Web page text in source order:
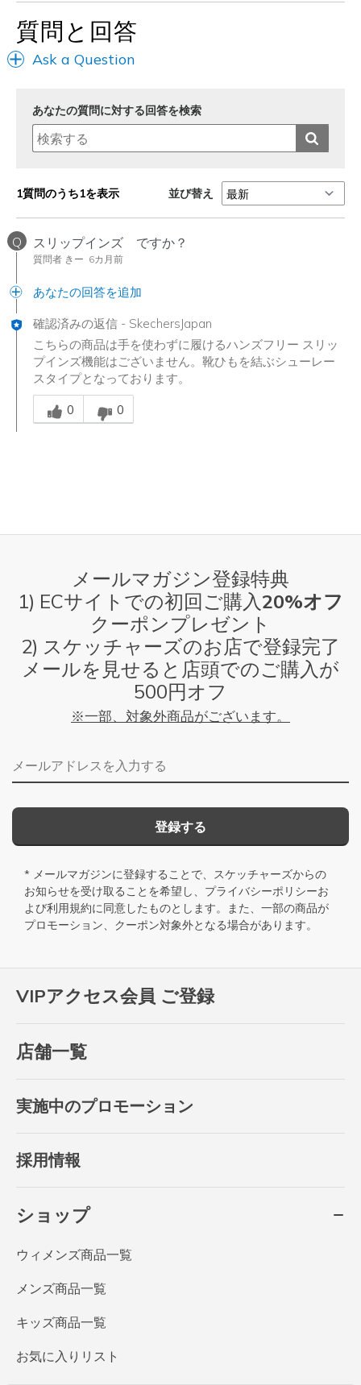
View On Shoes
Shoes are for Wearing
質問と回答
Ask a Question
あなたの質問に対する回答を検索
1質問のうち1を表示 並び替え
Q スリップインズ ですか？
質問者 きー 6カ月前
あなたの回答を追加
確認済みの返信 - SkechersJapan
こちらの商品は手を使わずに履けるハンズフリー スリッ
プインズ機能はございません。靴ひもを結ぶシューレー
スタイプとなっております。
Was this answer helpful to you
0
0
VIPアクセス会員 ご登録
店舗一覧
実施中のプロモーション
採用情報
ショップ
ウィメンズ商品一覧
メンズ商品一覧
キッズ商品一覧
お気に入りリスト
メールマガジン登録特典
1) ECサイトでの初回ご購入20%オフ
クーポンプレゼント
2) スケッチャーズのお店で登録完了
メールを見せると店頭でのご購入が
500円オフ
※一部、対象外商品がございます。
メールアドレス
登録する
* メールマガジンに登録することで、スケッチャーズからの
お知らせを受け取ることを希望し、 プライバシーポリシーお
よび利用規約に同意したものとします。また、一部の商品が
プロモーション、クーポン対象外となる場合があります。